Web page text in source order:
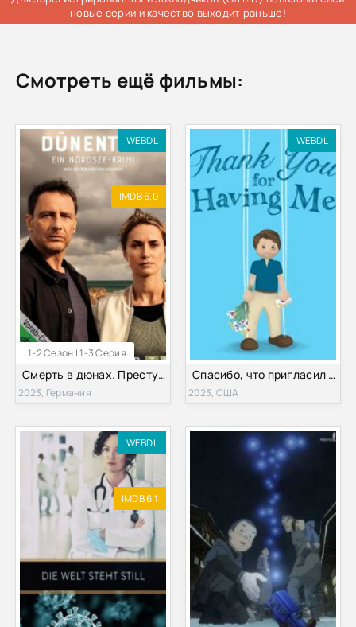
новые серии и качество выходит раньше!
Смотреть ещё фильмы:
1-2 Сезон | 1-3 Серия
WEBDL
IMDB 6.0
Смерть в дюнах. Преступления на северном море (1-2 Сезон)
2023, Германия
WEBDL
Спасибо, что пригласил (2023)
2023, США
WEBDL
IMDB 6.1